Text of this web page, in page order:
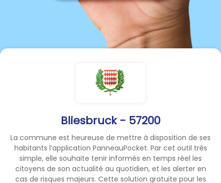
Bliesbruck - 57200
La commune est heureuse de mettre à disposition de ses
habitants l’application PanneauPocket. Par cet outil très
simple, elle souhaite tenir informés en temps réel les
citoyens de son actualité au quotidien, et les alerter en
cas de risques majeurs. Cette solution gratuite pour les